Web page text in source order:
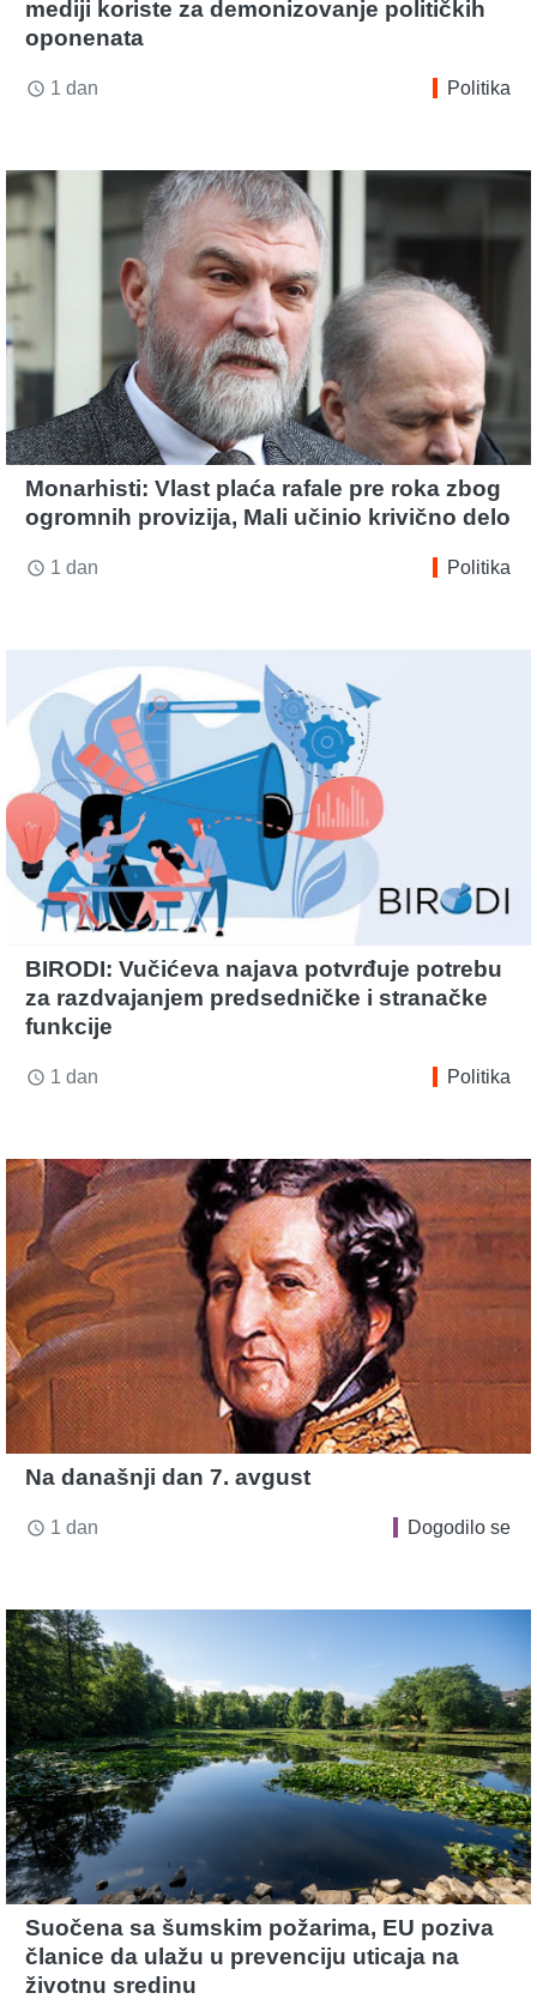
mediji koriste za demonizovanje političkih
oponenata
access_time 1 dan Politika
Monarhisti: Vlast plaća rafale pre roka zbog
ogromnih provizija, Mali učinio krivično delo
access_time 1 dan Politika
BIRODI: Vučićeva najava potvrđuje potrebu
za razdvajanjem predsedničke i stranačke
funkcije
access_time 1 dan Politika
Na današnji dan 7. avgust
access_time 1 dan Dogodilo se
Suočena sa šumskim požarima, EU poziva
članice da ulažu u prevenciju uticaja na
životnu sredinu